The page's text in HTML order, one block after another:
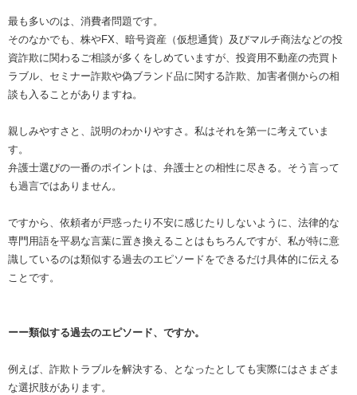
最も多いのは、消費者問題です。
そのなかでも、株やFX、暗号資産（仮想通貨）及びマルチ商法などの投
資詐欺に関わるご相談が多くをしめていますが、投資用不動産の売買ト
ラブル、セミナー詐欺や偽ブランド品に関する詐欺、加害者側からの相
談も入ることがありますね。
親しみやすさと、説明のわかりやすさ。私はそれを第一に考えていま
す。
弁護士選びの一番のポイントは、弁護士との相性に尽きる。そう言って
も過言ではありません。
ですから、依頼者が戸惑ったり不安に感じたりしないように、法律的な
専門用語を平易な言葉に置き換えることはもちろんですが、私が特に意
識しているのは類似する過去のエピソードをできるだけ具体的に伝える
ことです。
ーー類似する過去のエピソード、ですか。
例えば、詐欺トラブルを解決する、となったとしても実際にはさまざま
な選択肢があります。